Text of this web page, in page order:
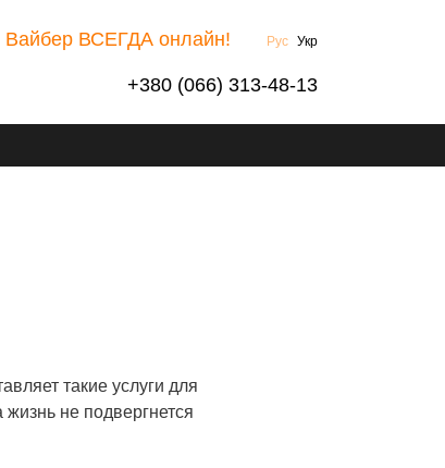
Вайбер ВСЕГДА онлайн! Рус Укр
+380 (066) 313-48-13
такие услуги для
не подвергнется